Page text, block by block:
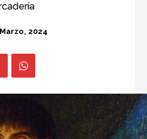
2024